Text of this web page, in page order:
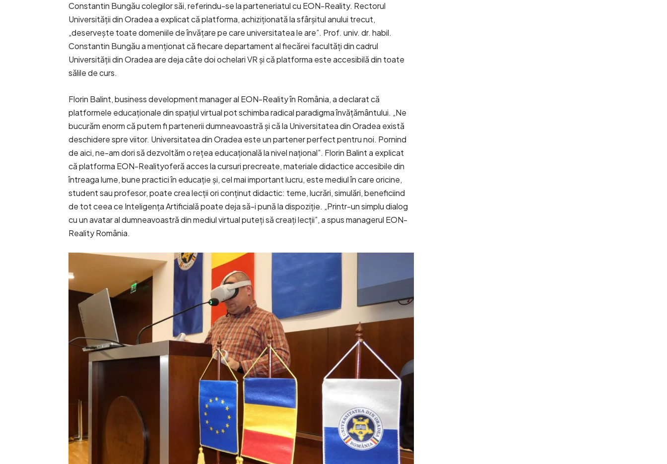
Constantin Bungău colegilor săi, referindu-se la parteneriatul cu EON-Reality. Rectorul
Universității din Oradea a explicat că platforma, achiziționată la sfârșitul anului trecut,
„deservește toate domeniile de învățare pe care universitatea le are”. Prof. univ. dr. habil.
Constantin Bungău a menționat că fiecare departament al fiecărei facultăți din cadrul
Universității din Oradea are deja câte doi ochelari VR și că platforma este accesibilă din toate
sălile de curs.
Florin Balint, business development manager al EON-Reality în România, a declarat că
platformele educaționale din spațiul virtual pot schimba radical paradigma învățământului. „Ne
bucurăm enorm că putem fi partenerii dumneavoastră și că la Universitatea din Oradea există
deschidere spre viitor. Universitatea din Oradea este un partener perfect pentru noi. Pornind
de aici, ne-am dori să dezvoltăm o rețea educațională la nivel național”. Florin Balint a explicat
că platforma EON-Realityoferă acces la cursuri precreate, materiale didactice accesibile din
întreaga lume, bune practici în educație și, cel mai important lucru, este mediul în care oricine,
student sau profesor, poate crea lecții ori conținut didactic: teme, lucrări, simulări, beneficiind
de tot ceea ce Inteligența Artificială poate deja să-i pună la dispoziție. „Printr-un simplu dialog
cu un avatar al dumneavoastră din mediul virtual puteți să creați lecții”, a spus managerul EON-
Reality România.